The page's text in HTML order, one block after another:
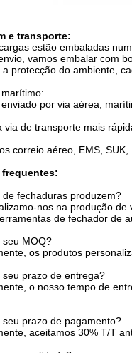
e transporte:
estão embaladas
vamos embalar com
protecção do ambiente,
por via aérea,
via de transporte mais
correio aéreo, EMS,
frequentes:
de fechaduras produzem?
nos na produção
de fechador de
seu MOQ?
os produtos
seu prazo de entrega?
o nosso tempo de
seu prazo de pagamento?
aceitamos 30% T/T